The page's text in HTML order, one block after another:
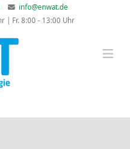
info@enwat.de
| Fr. 8:00 - 13:00 Uhr